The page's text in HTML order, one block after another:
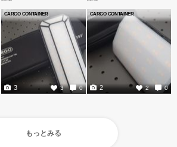
CARGO CONTAINER
3 0
3
CARGO CONTAINER
2 0
2
もっとみる